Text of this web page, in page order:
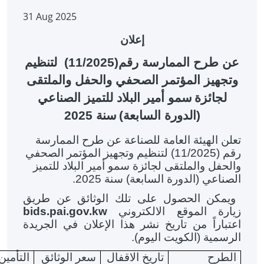
31 Aug 2025
إعلان
عن طرح الممارسة رقم(11/2025) لتنظيم
وتجهيز المؤتمر الصحفي والحفل والملتقى
لجائزة سمو أمير البلاد للتميز الصناعي
(الدورة السابعة) سنة 2025
تعلن الهيئة العامة للصناعة عن طرح الممارسة
رقم (11/2025) لتنظيم وتجهيز المؤتمر الصحفي
والحفل والملتقى لجائزة سمو أمير البلاد للتميز
الصناعي (الدورة السابعة) سنة 2025.
ويمكن الحصول على تلك الوثائق عن طريق
زيارة الموقع الالكتروني bids.pai.gov.kw
اعتباراً من تاريخ نشر هذا الإعلان في الجريدة
الرسمية (الكويت اليوم).
الطرح
تاريخ الاقفال سعر الوثائق